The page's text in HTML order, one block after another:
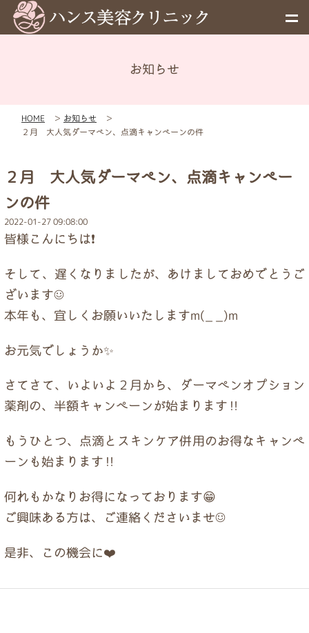
メニュー
料金表
初めての方へ
ドクター紹介
トップページ
お知らせ
HOME ＞ お知らせ ＞
２月 大人気ダーマペン、点滴キャンペーンの件
２月 大人気ダーマペン、点滴キャンペー
ンの件
2022-01-27 09:08:00
皆様こんにちは❗
そして、遅くなりましたが、あけましておめでとうご
ざいます☺️
本年も、宜しくお願いいたしますm(_ _)m
お元気でしょうか✨
さてさて、いよいよ２月から、ダーマペンオプション
薬剤の、半額キャンペーンが始まります‼️
もうひとつ、点滴とスキンケア併用のお得なキャンペ
ーンも始まります‼️
何れもかなりお得になっております😁
ご興味ある方は、ご連絡くださいませ☺️
是非、この機会に❤️